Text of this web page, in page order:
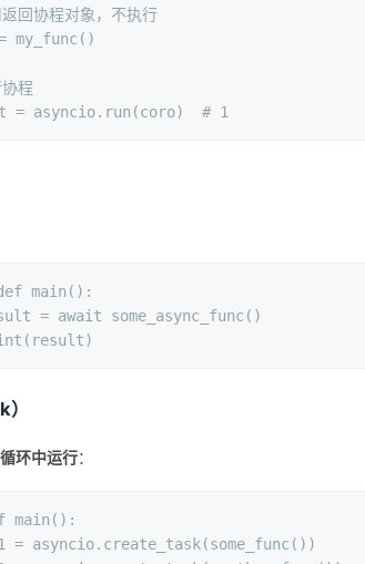
回协程对象，不执行
my_func()
程
= asyncio.run(coro) # 1
main ():
=
await some_async_func()
(result)
环中运行：
main ():
= asyncio.create_task(some_func())